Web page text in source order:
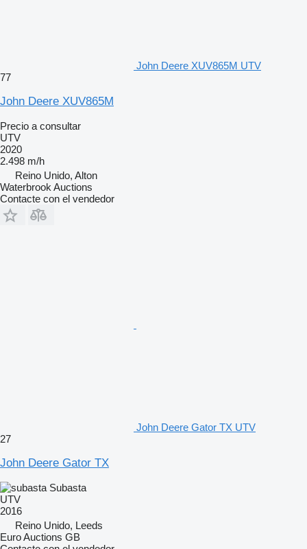
John Deere XUV865M UTV
77
John Deere XUV865M
Precio a consultar
UTV
2020
2.498 m/h
Reino Unido, Alton
Waterbrook Auctions
Contacte con el vendedor
John Deere Gator TX UTV
27
John Deere Gator TX
Subasta
UTV
2016
Reino Unido, Leeds
Euro Auctions GB